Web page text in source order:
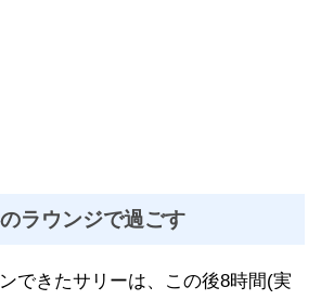
ラウンジで過ごす
できたサリーは、この後8時間(実